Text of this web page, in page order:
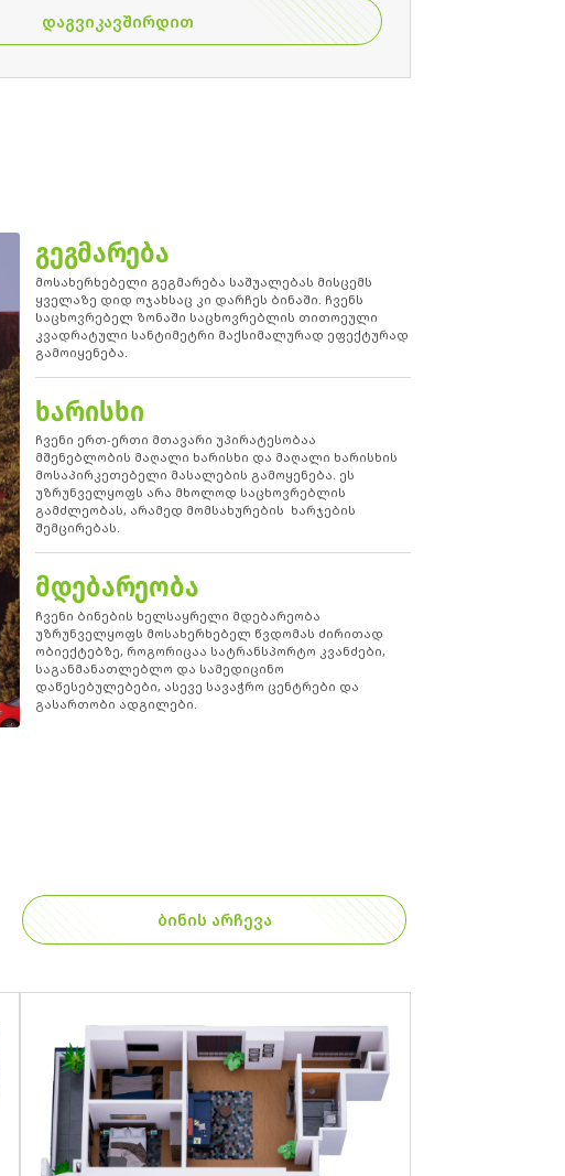
ᲓᲐᲒᲕᲘᲙᲐᲕᲨᲘᲠᲓᲘᲗ
ᲒᲔᲒᲛᲐᲠᲔᲑᲐ
მოსახერხებელი გეგმარება საშუალებას მისცემს
ყველაზე დიდ ოჯახსაც კი დარჩეს ბინაში. ჩვენს
საცხოვრებელ ზონაში საცხოვრებლის თითოეული
კვადრატული სანტიმეტრი მაქსიმალურად ეფექტურად
გამოიყენება.
ᲮᲐᲠᲘᲡᲮᲘ
ჩვენი ერთ-ერთი მთავარი უპირატესობაა
მშენებლობის მაღალი ხარისხი და მაღალი ხარისხის
მოსაპირკეთებელი მასალების გამოყენება. ეს
უზრუნველყოფს არა მხოლოდ საცხოვრებლის
გამძლეობას, არამედ მომსახურების ხარჯების
შემცირებას.
ᲛᲓᲔᲑᲐᲠᲔᲝᲑᲐ
ჩვენი ბინების ხელსაყრელი მდებარეობა
უზრუნველყოფს მოსახერხებელ წვდომას ძირითად
ობიექტებზე, როგორიცაა სატრანსპორტო კვანძები,
საგანმანათლებლო და სამედიცინო
დაწესებულებები, ასევე სავაჭრო ცენტრები და
გასართობი ადგილები.
ᲑᲘᲜᲘᲡ ᲐᲠᲩᲔᲕᲐ